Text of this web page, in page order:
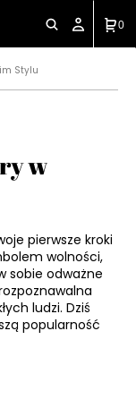
0
Stylu
w
pierwsze kroki
wolności,
sobie odważne
ludzi. Dziś
popularność